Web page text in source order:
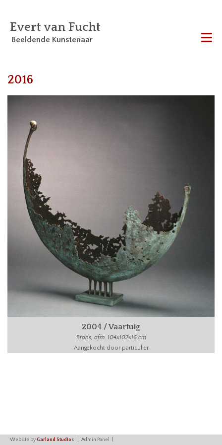
Evert van Fucht
Beeldende Kunstenaar
2016
2004 / Vaartuig
Brons, afm. 104x102x16 cm
Aangekocht door particulier
Website byGarland Studios Admin Panel